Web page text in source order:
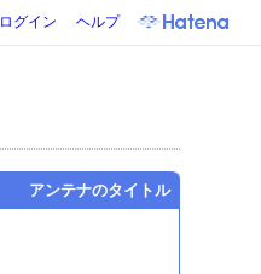
ログイン ヘルプ
アンテナのタイトル